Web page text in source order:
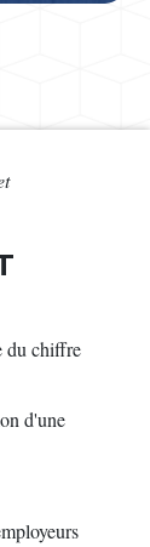
du chiffre
d'une